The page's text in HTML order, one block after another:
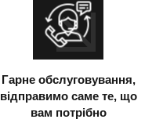
Гарне обслуговування,
відправимо саме те, що
вам потрібно